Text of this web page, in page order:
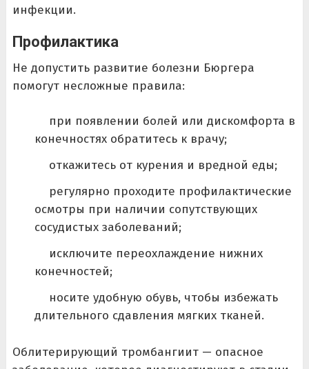
инфекции.
Профилактика
Не допустить развитие болезни Бюргера
помогут несложные правила:
при появлении болей или дискомфорта в
конечностях обратитесь к врачу;
откажитесь от курения и вредной еды;
регулярно проходите профилактические
осмотры при наличии сопутствующих
сосудистых заболеваний;
исключите переохлаждение нижних
конечностей;
носите удобную обувь, чтобы избежать
длительного сдавления мягких тканей.
Облитерирующий тромбангиит — опасное